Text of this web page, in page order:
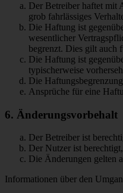
Der Betreiber haftet mit
grob fahrlässiges
Die Haftung ist
wesentlicher
begrenzt. Dies gilt auch
Die Haftung ist
typischerweise
Die
Ansprüche für eine
6. Änderungsvorbehalt
Der Betreiber ist
Der Nutzer ist
Die Änderungen gelten
Informationen über den